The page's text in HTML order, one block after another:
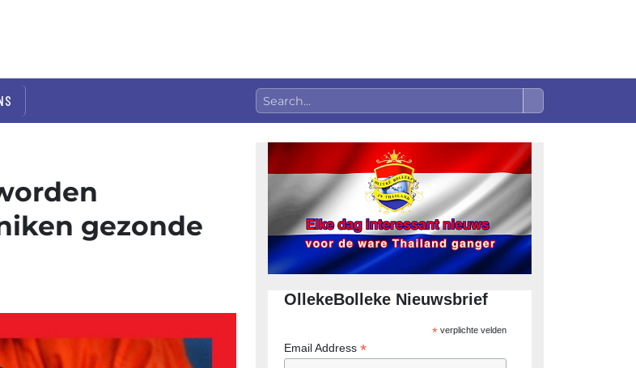
gezonde
OllekeBolleke Nieuwsbrief
*verplichte velden
Email Address *